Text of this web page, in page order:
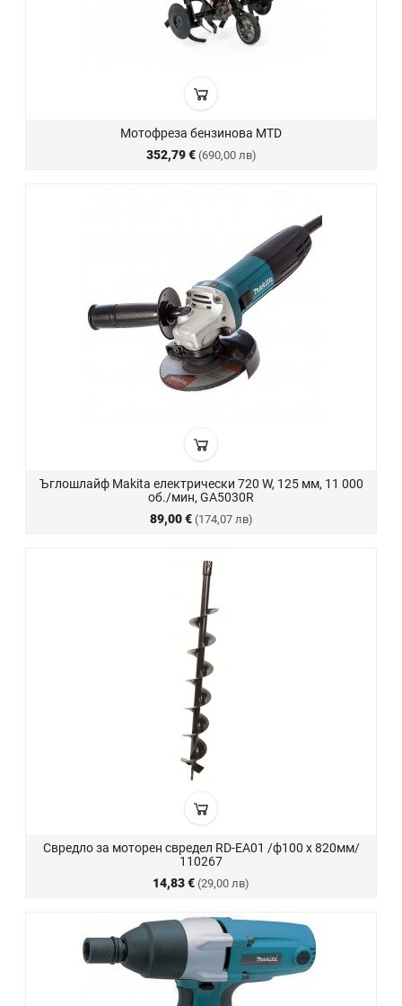
Мотофреза бензинова MTD
352,79 € (690,00 лв)
Ъглошлайф Makita електрически 720 W, 125 мм, 11 000
об./мин, GA5030R
89,00 € (174,07 лв)
Свредло за моторен свредел RD-EA01 /ф100 х 820мм/
110267
14,83 € (29,00 лв)